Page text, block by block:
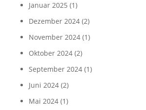
Januar 2025 (1)
Dezember 2024(2)
November 2024(1)
Oktober 2024(2)
September 2024(1)
Juni 2024(2)
Mai 2024(1)